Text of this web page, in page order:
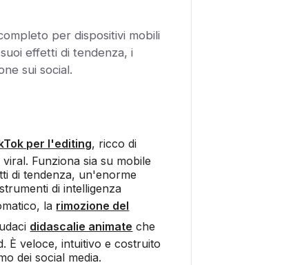
per dispositivi mobili
effetti di tendenza, i
sui social.
per l'editing, ricco di
Funziona sia su mobile
di tendenza, un'enorme
di intelligenza
la rimozione del
didascalie animate che
È veloce, intuitivo e costruito
dei social media.